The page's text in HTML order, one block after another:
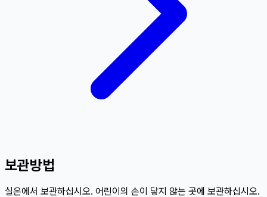
보관방법
실온에서 보관하십시오. 어린이의 손이 닿지 않는 곳에 보관하십시오.